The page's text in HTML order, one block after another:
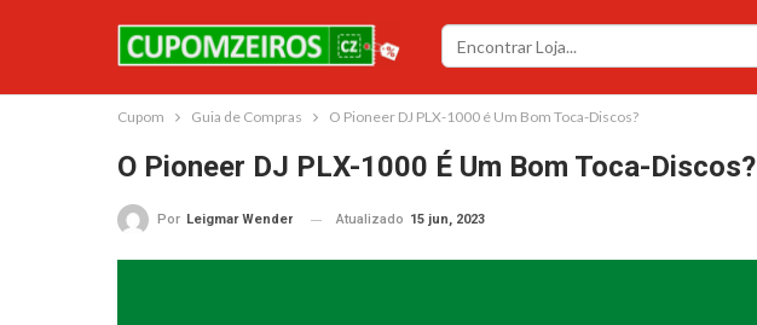
Cupom Guia de Compras O Pioneer DJ PLX-1000 é Um Bom Toca-Discos?
O Pioneer DJ PLX-1000 É Um Bom Toca-Discos?
Por Leigmar Wender Atualizado 15 jun, 2023